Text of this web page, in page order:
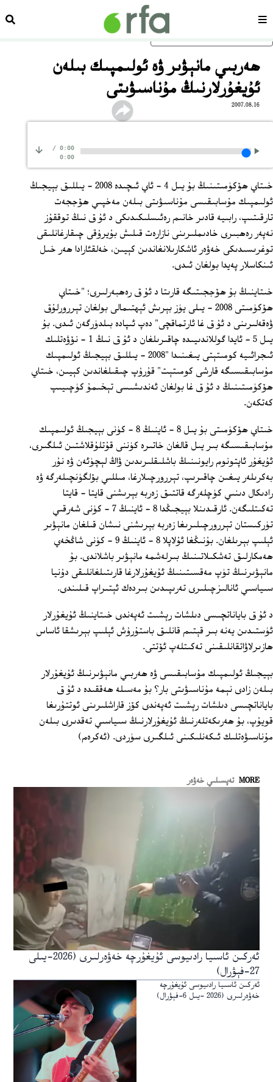
ئاساسلىق مەزمۇنغا ئاتلاڭسەھىپە
ھەربىي مانېۋىر ۋە ئولىمپىك بىلەن
ئۇيغۇرلارنىڭ مۇناسىۋىتى
2007.08.16
0:00
/
0:00
خىتاي ھۆكۈمىتىنىڭ بۇ يىل 4 - ئاي ئىچىدە 2008 - يىللىق بېيجىڭ
ئولىمپىك مۇسابىقىسى مۇناسىۋىتى بىلەن مەخپىي ھۆججەت
تارقىتىپ، رابىيە قادىر خانىم رەئىسلىكىدىكى د ئۇ ق نىڭ توققۇز
نەپەر رەھبىرى خادىملىرىنى نازارەت قىلىش بۇيرۇقى چىقارغانلىقى
توغرىسىدىكى خەۋەر ئاشكارىلانغاندىن كېيىن، خەلقئارادا ھەر خىل
ئىنكاسلار پەيدا بولغان ئىدى.
خىتاينىڭ بۇ ھۆججىتىگە قارىتا د ئۇ ق رەھبەرلىرى؛ "خىتاي
ھۆكۈمىتى 2008 - يىلى يۈز بېرىش ئېھتىمالى بولغان تېررورلۇق
ۋەقەلىرىنى د ئۇ ق غا ئارتماقچى" دەپ ئىپادە بىلدۈرگەن ئىدى. بۇ
يىل 5 - ئايدا گوللاندىيىدە چاقىرىلغان د ئۇ ق نىڭ 1 - نۆۋەتلىك
ئىجرائىيە كومىتېتى يىغىنىدا "2008 - يىللىق بېيجىڭ ئولىمپىك
مۇسابىقىسىگە قارشى كومىتېت" قۇرۇپ چىقىلغاندىن كېيىن، خىتاي
ھۆكۈمىتىنىڭ د ئۇ ق غا بولغان ئەندىشىسى تېخىمۇ كۈچىيىپ
كەتكەن.
خىتاي ھۆكۈمىتى بۇ يىل 8 - ئاينىڭ 8 - كۈنى بېيجىڭ ئولىمپىك
مۇسابىقىسىگە بىر يىل قالغان خاتىرە كۈننى قۇتلۇقلاشتىن ئىلگىرى،
ئۇيغۇر ئاپتونوم رايونىنىڭ باشلىقلىرىدىن ۋاڭ لېچۈئەن ۋە نۇر
بەكرىلەر يىغىن چاقىرىپ، تېررورچىلارغا، مىللىي بۆلگۈنچىلەرگە ۋە
رادىكال دىنىي كۈچلەرگە قاتتىق زەربە بېرىشنى قايتا - قايتا
تەكىتلىگەن. ئارقىدىنلا بېيجىڭدا 8 - ئاينىڭ 7 - كۈنى شەرقىي
تۈركىستان تېررورچىلىرىغا زەربە بېرىشنى نىشان قىلغان مانېۋىر
ئېلىپ بېرىلغان. بۇنىڭغا ئۇلاپلا 8 - ئاينىڭ 9 - كۈنى شاڭخەي
ھەمكارلىق تەشكىلاتىنىڭ بىرلەشمە مانېۋىر باشلاندى. بۇ
مانېۋىرنىڭ تۈپ مەقسىتىنىڭ ئۇيغۇرلارغا قارىتىلغانلىقى دۇنيا
سىياسىي ئانالىزچىلىرى تەرىپىدىن بىردەك ئېتىراپ قىلىندى.
د ئۇ ق باياناتچىسى دىلشات رېشىت ئەپەندى خىتاينىڭ ئۇيغۇرلار
ئۈستىدىن يەنە بىر قېتىم قانلىق باستۇرۇش ئېلىپ بېرىشقا ئاساس
ھازىرلاۋاتقانلىقىنى تەكىتلەپ ئۆتتى.
بېيجىڭ ئولىمپىك مۇسابىقىسى ۋە ھەربىي مانېۋىرنىڭ ئۇيغۇرلار
بىلەن زادى نېمە مۇناسىۋىتى بار؟ بۇ مەسىلە ھەققىدە د ئۇ ق
باياناتچىسى دىلشات رېشىت ئەپەندى كۆز قاراشلىرىنى ئوتتۇرىغا
قويۇپ، بۇ ھەرىكەتلەرنىڭ ئۇيغۇرلارنىڭ سىياسىي تەقدىرى بىلەن
مۇناسىۋەتلىك ئىكەنلىكىنى ئىلگىرى سۈردى. (ئەكرەم)
MORE تەپسىلىي خەۋەر
ئەركىن ئاسىيا رادىيوسى ئۇيغۇرچە خەۋەرلىرى (2026-يىلى
27-فېۋرال)
ئەركىن ئاسىيا رادىيوسى ئۇيغۇرچە
خەۋەرلىرى (2026 -يىل 6-فېۋرال)